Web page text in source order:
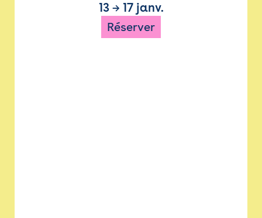
13→ 17 janv.
Réserver